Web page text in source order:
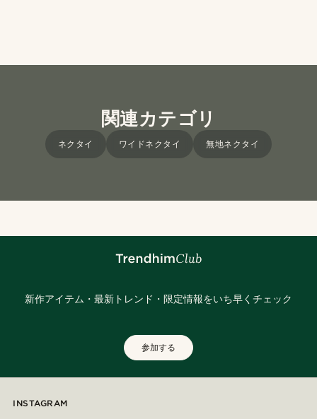
関連カテゴリ
ネクタイ ワイドネクタイ 無地ネクタイ
新作アイテム・最新トレンド・限定情報をいち早くチェック
参加する
INSTAGRAM